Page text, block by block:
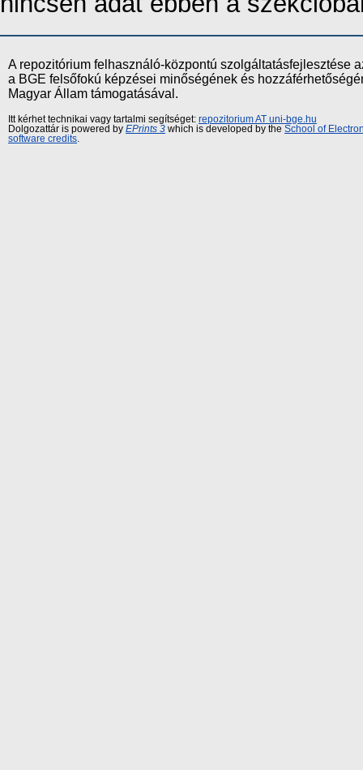
A repozitórium felhasználó-központú szolgáltatásfejlesztése
a BGE felsőfokú képzései minőségének és
Magyar Állam támogatásával.
Itt kérhet technikai vagy tartalmi segítséget: repozitorium AT uni-bge.hu
Dolgozattár is powered by EPrints 3 which is developed by the School of
software credits